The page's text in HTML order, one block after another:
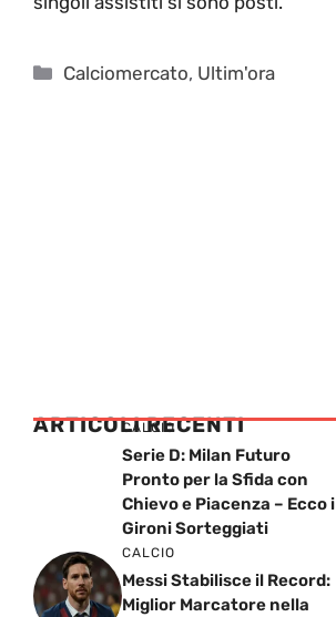
Categorie
Calciomercato, Ultim'ora
ARTICOLI RECENTI
CALCIO
Serie D: Milan Futuro
Pronto per la Sfida con
Chievo e Piacenza – Ecco i
Gironi Sorteggiati
CALCIO
Messi Stabilisce il Record:
Miglior Marcatore nella